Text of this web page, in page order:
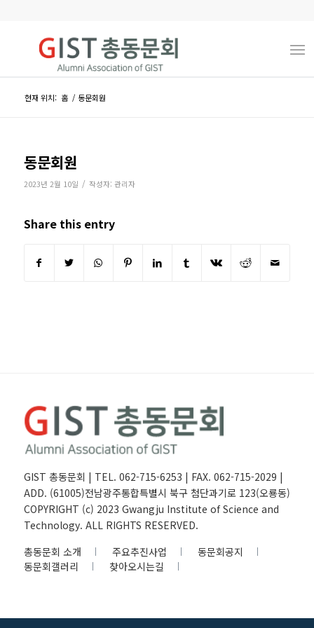
현재 위치: 홈 / 동문회원
동문회원
2023년 2월 10일 / 작성자: 관리자
Share this entry
GIST 총동문회 | TEL. 062-715-6253 | FAX. 062-715-2029 |
ADD. (61005)전남광주통합특별시 북구 첨단과기로 123(오룡동)
COPYRIGHT (c) 2023 Gwangju Institute of Science and
Technology. ALL RIGHTS RESERVED.
총동문회 소개
주요추진사업
동문회공지
동문회갤러리
찾아오시는길